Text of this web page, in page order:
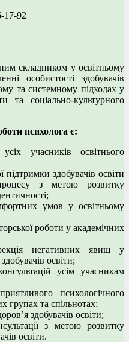
17-92
складником у освітньому
особистості здобувачів
та системному підходах у
та соціально-культурного
психолога є:
учасників освітнього
підтримки здобувачів освіти
з метою розвитку
умов у освітньому
роботи у академічних
негативних явищ у
освіти;
усім учасникам
психологічного
групах та спільнотах;
здобувачів освіти;
з метою розвитку
освіти.